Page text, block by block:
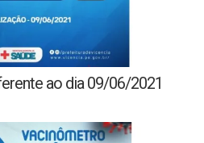
ao dia 09/06/2021